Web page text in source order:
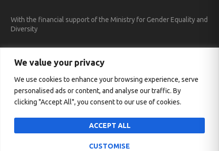
We value your privacy
We use cookies to enhance your browsing experience, serve
personalised ads or content, and analyse our traffic. By
clicking "Accept All", you consent to our use of cookies.
CUSTOMISE
ACCEPT ALL
With the financial support of the Ministry for Gender Equality and
Diversity